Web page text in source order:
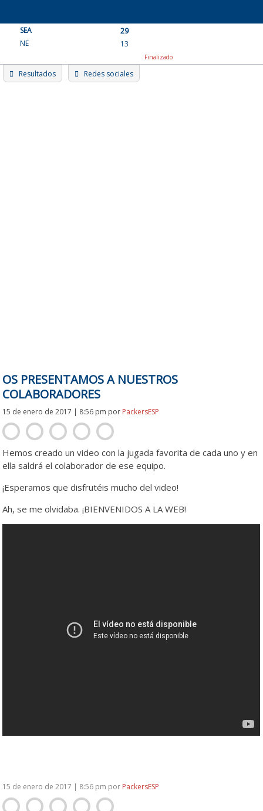
content
SEA
29
NE
13
Finalizado
Resultados Redes sociales
OS PRESENTAMOS A NUESTROS
COLABORADORES
15 de enero de 2017 | 8:56 pm por PackersESP
Hemos creado un video con la jugada favorita de cada uno y en
ella saldrá el colaborador de ese equipo.
¡Esperamos que disfrutéis mucho del video!
Ah, se me olvidaba. ¡BIENVENIDOS A LA WEB!
15 de enero de 2017 | 8:56 pm por PackersESP